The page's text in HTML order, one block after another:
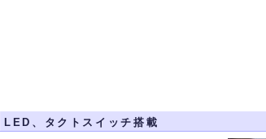
LED、タクトスイッチ搭載